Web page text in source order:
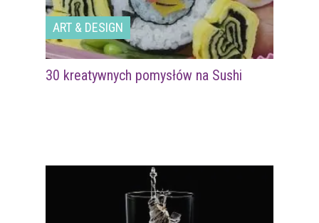
ART & DESIGN
30 kreatywnych pomysłów na Sushi